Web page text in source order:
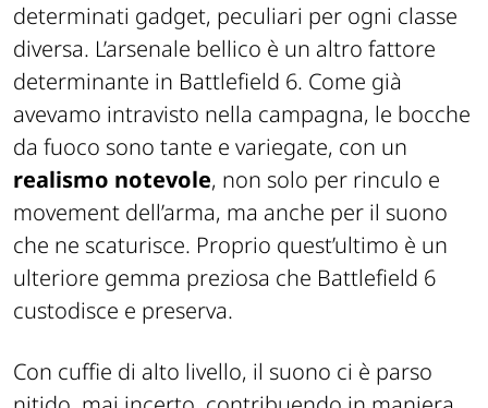
determinati gadget, peculiari per ogni classe
diversa. L’arsenale bellico è un altro fattore
determinante in Battlefield 6. Come già
avevamo intravisto nella campagna, le bocche
da fuoco sono tante e variegate, con un
realismo notevole, non solo per rinculo e
movement dell’arma, ma anche per il suono
che ne scaturisce. Proprio quest’ultimo è un
ulteriore gemma preziosa che Battlefield 6
custodisce e preserva.
Con cuffie di alto livello, il suono ci è parso